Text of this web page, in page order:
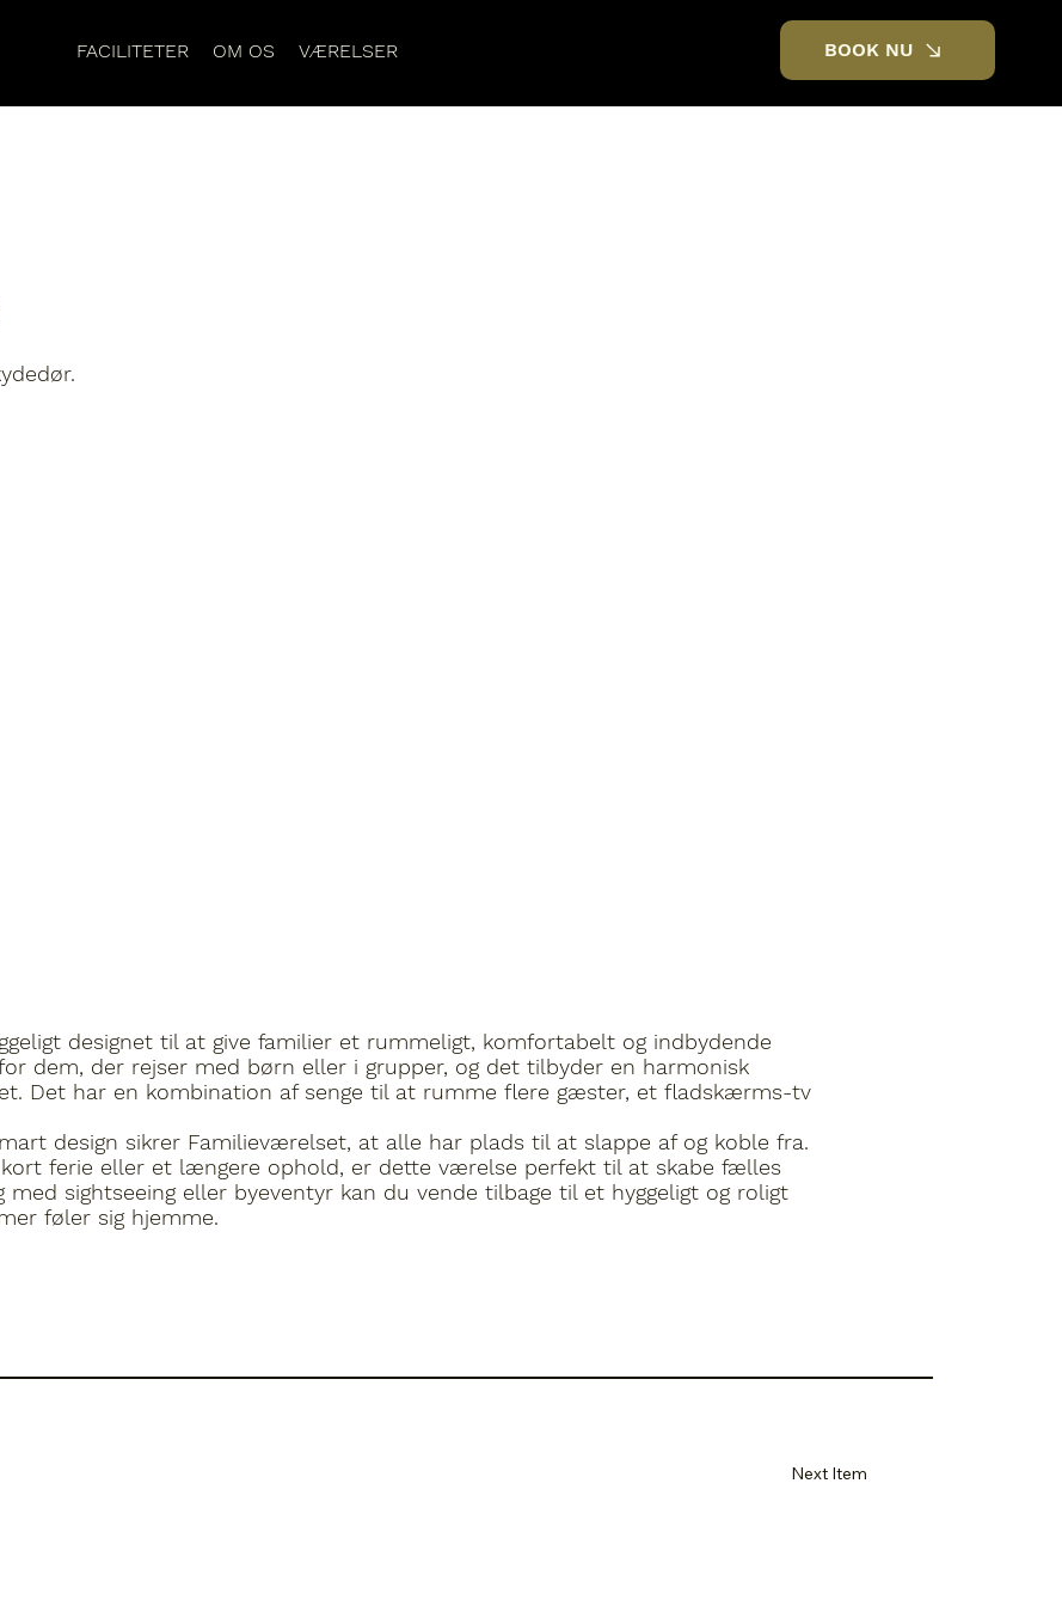
FACILITETER OM OS VÆRELSER BOOK NU
designet til at give familier et rummeligt, komfortabelt og indbydende
dem, der rejser med børn eller i grupper, og det tilbyder en harmonisk
Det har en kombination af senge til at rumme flere gæster, et fladskærms-tv
design sikrer Familieværelset, at alle har plads til at slappe af og koble fra.
ferie eller et længere ophold, er dette værelse perfekt til at skabe fælles
sightseeing eller byeventyr kan du vende tilbage til et hyggeligt og roligt
føler sig hjemme.
Next Item